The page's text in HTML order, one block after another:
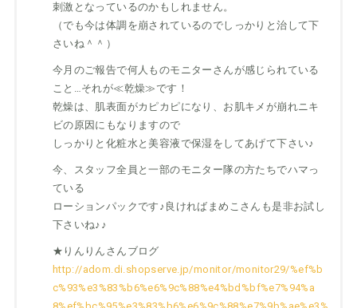
刺激となっているのかもしれません。
（でも今は体調を崩されているのでしっかりと治して下
さいね＾＾）
今月のご報告で何人ものモニターさんが感じられている
こと…それが≪乾燥≫です！
乾燥は、肌表面がカピカピになり、お肌キメが崩れニキ
ビの原因にもなりますので
しっかりと化粧水と美容液で保湿をしてあげて下さい♪
今、スタッフ全員と一部のモニター隊の方たちでハマっ
ている
ローションパックです♪良ければまめこさんも是非お試し
下さいね♪♪
★りんりんさんブログ
http://adom.di.shopserve.jp/monitor/monitor29/%ef%b
c%93%e3%83%b6%e6%9c%88%e4%bd%bf%e7%94%a